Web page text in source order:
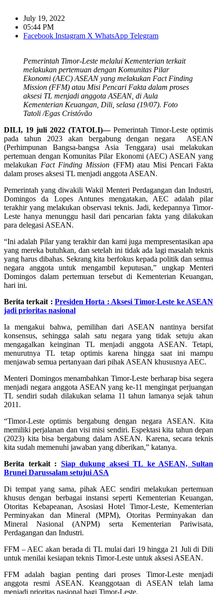
July 19, 2022
05:44 PM
Facebook Instagram X WhatsApp Telegram
Pemerintah Timor-Leste melalui Kementerian terkait
melakukan pertemuan dengan Komunitas Pilar
Ekonomi (AEC) ASEAN yang melakukan Fact Finding
Mission (FFM) atau Misi Pencari Fakta dalam proses
aksesi TL menjadi anggota ASEAN, di Aula
Kementerian Keuangan, Dili, selasa (19/07). Foto
Tatoli /Egas Cristóvão
DILI, 19 juli 2022 (TATOLI)— Pemerintah Timor-Leste optimis
pada tahun 2023 akan bergabung dengan negara ASEAN
(Perhimpunan Bangsa-bangsa Asia Tenggara) usai melakukan
pertemuan dengan Komunitas Pilar Ekonomi (AEC) ASEAN yang
melakukan Fact Finding Mission (FFM) atau Misi Pencari Fakta
dalam proses aksesi TL menjadi anggota ASEAN.
Pemerintah yang diwakili Wakil Menteri Perdagangan dan Industri,
Domingos da Lopes Antunes mengatakan, AEC adalah pilar
terakhir yang melakukan observasi teknis. Jadi, kedepannya Timor-
Leste hanya menunggu hasil dari pencarian fakta yang dilakukan
para delegasi ASEAN.
“Ini adalah Pilar yang terakhir dan kami juga mempresentasikan apa
yang mereka butuhkan, dan setelah ini tidak ada lagi masalah teknis
yang harus dibahas. Sekrang kita berfokus kepada politik dan semua
negara anggota untuk mengambil keputusan,” ungkap Menteri
Domingos dalam pertemuan tersebut di Kementerian Keuangan,
hari ini.
Berita terkait : Presiden Horta : Aksesi Timor-Leste ke ASEAN
jadi prioritas nasional
Ia mengakui bahwa, pemilihan dari ASEAN nantinya bersifat
konsensus, sehingga salah satu negara yang tidak setuju akan
mengagalkan keinginan TL menjadi anggota ASEAN. Tetapi,
menurutnya TL tetap optimis karena hingga saat ini mampu
menjawab semua pertanyaan dari pihak ASEAN khususnya AEC.
Menteri Domingos menambahkan Timor-Leste berharap bisa segera
menjadi negara anggota ASEAN yang ke-11 mengingat perjuangan
TL sendiri sudah dilakukan selama 11 tahun lamanya sejak tahun
2011.
“Timor-Leste optimis bergabung dengan negara ASEAN. Kita
memiliki perjalanan dan visi misi sendiri. Espektasi kita tahun depan
(2023) kita bisa bergabung dalam ASEAN. Karena, secara teknis
kita sudah memenuhi jawaban yang diberikan,” katanya.
Berita terkait : Siap dukung aksesi TL ke ASEAN, Sultan
Brunei Darussalam setujui ASA
Di tempat yang sama, pihak AEC sendiri melakukan pertemuan
khusus dengan berbagai instansi seperti Kementerian Keuangan,
Otoritas Kebapeanan, Asosiasi Hotel Timor-Leste, Kementerian
Perminyakan dan Mineral (MPM), Otoritas Perminyakan dan
Mineral Nasional (ANPM) serta Kementerian Pariwisata,
Perdagangan dan Industri.
FFM – AEC akan berada di TL mulai dari 19 hingga 21 Juli di Dili
untuk menilai kesiapan teknis Timor-Leste untuk aksesi ASEAN.
FFM adalah bagian penting dari proses Timor-Leste menjadi
anggota resmi ASEAN. Keanggotaan di ASEAN telah lama
menjadi prioritas nasional bagi Timor-Leste.